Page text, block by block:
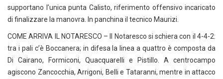
supportano l’unica punta Calisto, riferimento offensivo incaricato
di finalizzare la manovra. In panchina il tecnico Maurizi.
COME ARRIVA IL NOTARESCO – Il Notaresco si schiera con il 4-4-2:
tra i pali c’è Boccanera; in difesa la linea a quattro è composta da
Di Cairano, Formiconi, Quacquarelli e Pistillo. A centrocampo
agiscono Zancocchia, Arrigoni, Belli e Tataranni, mentre in attacco